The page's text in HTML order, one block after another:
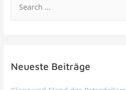
Neueste Beiträge